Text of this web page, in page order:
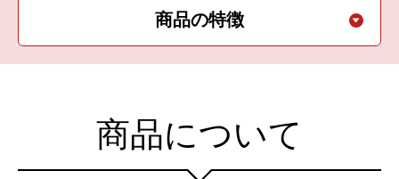
商品の特徴
商品について